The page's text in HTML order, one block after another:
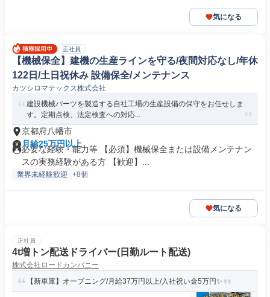
気になる
正社員
【機械保全】建機の生産ラインを守る/夜間対応なし/年休
122日/土日祝休み 設備保全/メンテナンス
カツシロマテックス株式会社
建設機械パーツを製造する自社工場の生産設備の保守をお任せしま
す。定期点検、法定検査への対応...
京都府八幡市
月給25万円以上
必要な経験・能力等 【必須】機械保全または設備メンテナン
スの実務経験がある方 【歓迎】...
業界未経験歓迎 +8個
気になる
正社員
4t増トン配送ドライバー(日勤ルート配送)
株式会社ロードカンパニー
【新車庫】オープニング/月給37万円以上/入社祝い金5万円✨